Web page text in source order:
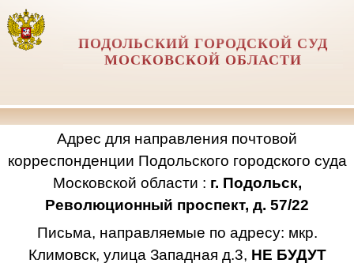
ПОДОЛЬСКИЙ ГОРОДСКОЙ СУД
МОСКОВСКОЙ ОБЛАСТИ
Адрес для направления почтовой
корреспонденции Подольского городского суда
Московской области : г. Подольск,
Революционный проспект, д. 57/22
Письма, направляемые по адресу: мкр.
Климовск, улица Западная д.3, НЕ БУДУТ